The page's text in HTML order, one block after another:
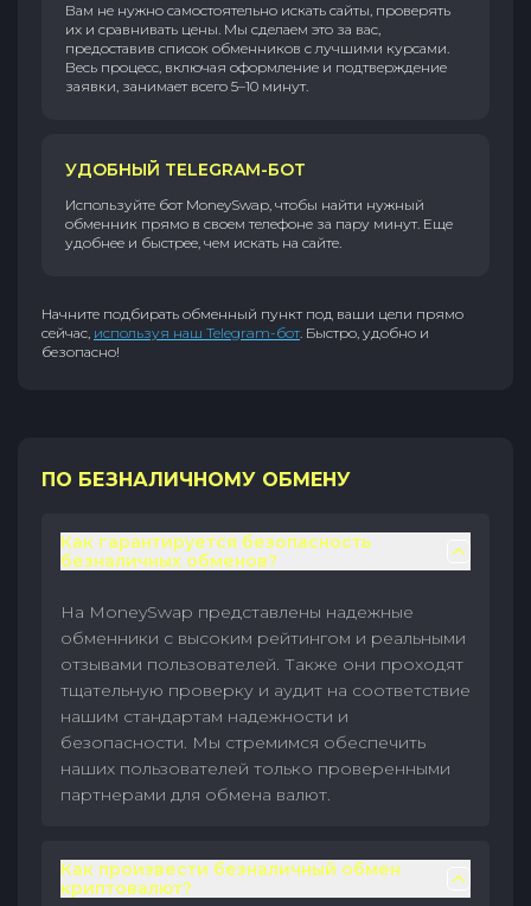
Вам не нужно самостоятельно искать сайты, проверять
их и сравнивать цены. Мы сделаем это за вас,
предоставив список обменников с лучшими курсами.
Весь процесс, включая оформление и подтверждение
заявки, занимает всего 5–10 минут.
УДОБНЫЙ TELEGRAM-БОТ
Используйте бот MoneySwap, чтобы найти нужный
обменник прямо в своем телефоне за пару минут. Еще
удобнее и быстрее, чем искать на сайте.
Начните подбирать обменный пункт под ваши цели прямо
сейчас, используя наш Telegram-бот. Быстро, удобно и
безопасно!
ПО БЕЗНАЛИЧНОМУ ОБМЕНУ
Как гарантируется безопасность
безналичных обменов?
На MoneySwap представлены надежные
обменники с высоким рейтингом и реальными
отзывами пользователей. Также они проходят
тщательную проверку и аудит на соответствие
нашим стандартам надежности и
безопасности. Мы стремимся обеспечить
наших пользователей только проверенными
партнерами для обмена валют.
Как произвести безналичный обмен
криптовалют?